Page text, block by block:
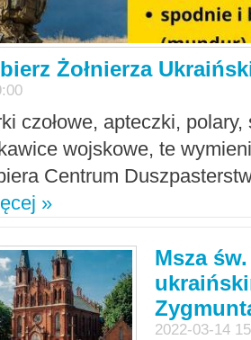
Żołnierza
czołowe, apteczki,
wojskowe, te
Centrum
»
Msza
2022-03-14